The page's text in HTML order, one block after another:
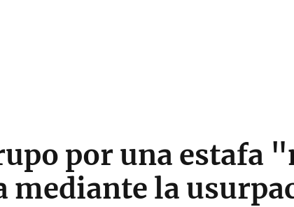
por una estafa
mediante la